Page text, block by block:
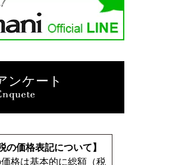
ンケート
の価格表記について】
格は基本的に総額（税